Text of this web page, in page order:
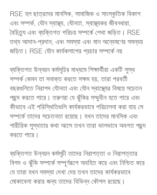
RSE হল ছাত্রদের মানসিক, সামাজিক ও সাংস্কৃতিক বিকাশ
এবং সম্পর্ক, যৌন স্বাস্থ্য, যৌনতা, স্বাস্থ্যকর জীবনধারা,
বৈচিত্র্য এবং ব্যক্তিগত পরিচয় সম্পর্কে শেখা জড়িত। RSE
তথ্য আদান-প্রদান, এবং সমস্যা এবং মান অন্বেষণের সমন্বয়
জড়িত। RSE যৌন কার্যকলাপের প্রচার সম্পর্কে নয়
ব্যক্তিগত উন্নয়ন কর্মসূচির মাধ্যমে শিক্ষার্থীরা একটি সুস্থ
সম্পর্ক কেমন তা সনাক্ত করতে সক্ষম হয়, তারা পরবর্তী
বছরগুলিতে নিরাপদ যৌনতা এবং যৌন স্বাস্থ্যের বিষয়ে সচেতন
পছন্দ করতে পারে। তরুণরা যে ঝুঁকির সম্মুখীন হতে পারে এবং
কীভাবে এই পরিস্থিতিগুলি কার্যকরভাবে পরিচালনা করা যায় সে
সম্পর্কে তাদের সচেতনতা রয়েছে। যখন তাদের মানসিক এবং
শারীরিক সুস্থতার কথা আসে তখন তারা ভালভাবে অবগত পছন্দ
করতে পারে।
ব্যক্তিগত উন্নয়ন কর্মসূচী তাদের নিরাপত্তা ও নিরাপত্তার
বিপদ ও ঝুঁকি সম্পর্কে সম্পূর্ণরূপে অবহিত করে এবং নিশ্চিত করে
যে তারা যখন সমস্যা দেখা দেয় তখন তাদের কার্যকরভাবে
মোকাবেলা করার জন্য তাদের বিভিন্ন কৌশল রয়েছে।